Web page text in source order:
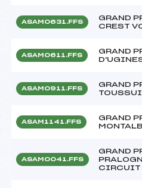
ASAM0631.FFS
GRAND
CREST
ASAM0611.FFS
GRAND
ASAM0911.FFS
GRAND
ASAM1141.FFS
GRAND
ASAM0041.FFS
GRAND
CIRCUIT